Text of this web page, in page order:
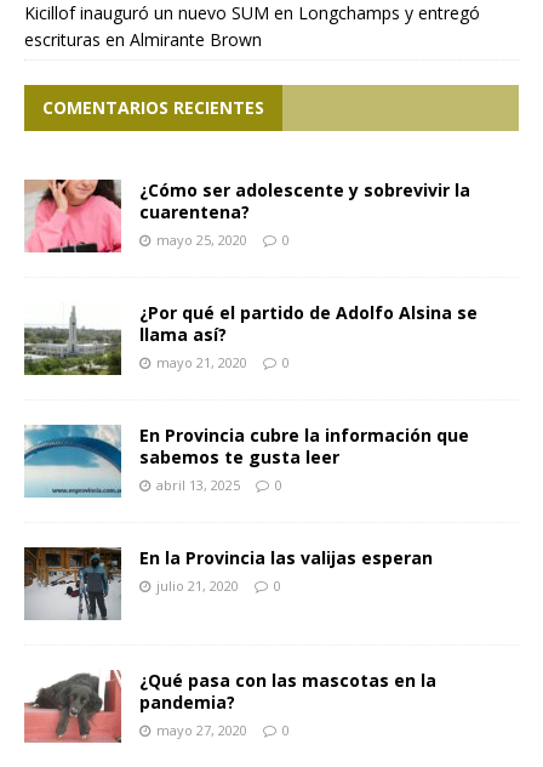
Kicillof inauguró un nuevo SUM en Longchamps y entregó
escrituras en Almirante Brown
COMENTARIOS RECIENTES
¿Cómo ser adolescente y sobrevivir la
cuarentena?
mayo 25, 2020 0
¿Por qué el partido de Adolfo Alsina se
llama así?
mayo 21, 2020 0
En Provincia cubre la información que
sabemos te gusta leer
abril 13, 2025 0
En la Provincia las valijas esperan
julio 21, 2020 0
¿Qué pasa con las mascotas en la
pandemia?
mayo 27, 2020 0